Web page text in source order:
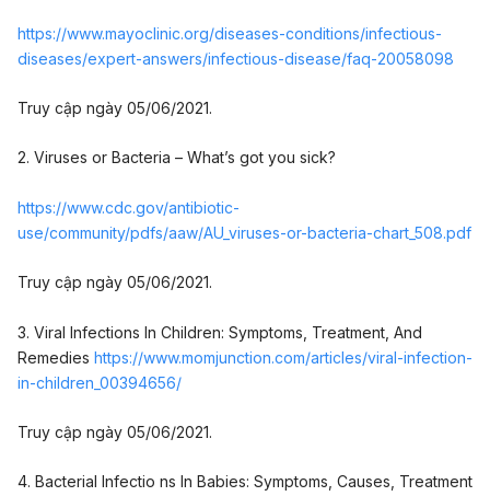
https://www.mayoclinic.org/diseases-conditions/infectious-
diseases/expert-answers/infectious-disease/faq-20058098
Truy cập ngày 05/06/2021.
2. Viruses or Bacteria – What’s got you sick?
https://www.cdc.gov/antibiotic-
use/community/pdfs/aaw/AU_viruses-or-bacteria-chart_508.pdf
Truy cập ngày 05/06/2021.
3. Viral Infections In Children: Symptoms, Treatment, And
Remedies https://www.momjunction.com/articles/viral-infection-
in-children_00394656/
Truy cập ngày 05/06/2021.
4. Bacterial Infectio ns In Babies: Symptoms, Causes, Treatment